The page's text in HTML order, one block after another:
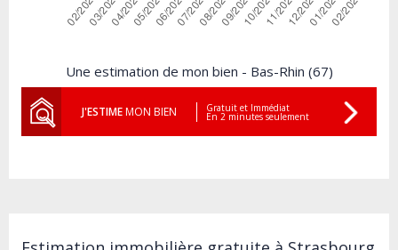
Une estimation de mon bien - Bas-Rhin (67)
J'ESTIMEMON BIEN Gratuit et Immédiat
En 2 minutes seulement